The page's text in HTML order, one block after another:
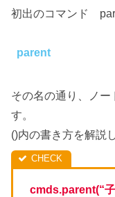
初出のコマンド
parent
その名の通り、ノ
す。
()内の書き方を解説
cmds.parent(“